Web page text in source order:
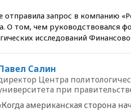
отправила запрос в компанию
О том, чем руководствовался
исследований
Салин
Центра
при
американская сторона